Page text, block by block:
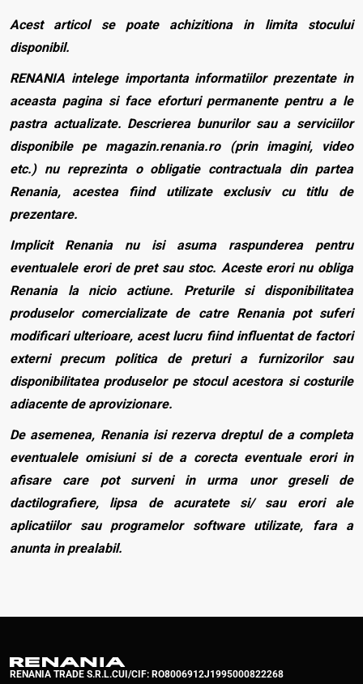
Acest articol se poate achizitiona in limita stocului
disponibil.
RENANIA intelege importanta informatiilor prezentate in
aceasta pagina si face eforturi permanente pentru a le
pastra actualizate. Descrierea bunurilor sau a serviciilor
disponibile pe magazin.renania.ro (prin imagini, video
etc.) nu reprezinta o obligatie contractuala din partea
Renania, acestea fiind utilizate exclusiv cu titlu de
prezentare.
Implicit Renania nu isi asuma raspunderea pentru
eventualele erori de pret sau stoc. Aceste erori nu obliga
Renania la nicio actiune. Preturile si disponibilitatea
produselor comercializate de catre Renania pot suferi
modificari ulterioare, acest lucru fiind influentat de factori
externi precum politica de preturi a furnizorilor sau
disponibilitatea produselor pe stocul acestora si costurile
adiacente de aprovizionare.
De asemenea, Renania isi rezerva dreptul de a completa
eventualele omisiuni si de a corecta eventuale erori in
afisare care pot surveni in urma unor greseli de
dactilografiere, lipsa de acuratete si/ sau erori ale
aplicatiilor sau programelor software utilizate, fara a
anunta in prealabil.
RENANIA TRADE S.R.L.CUI/CIF: RO8006912J1995000822268